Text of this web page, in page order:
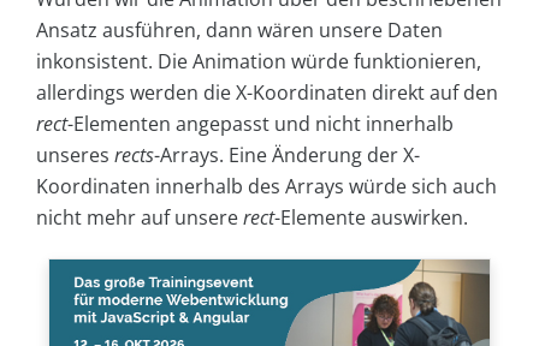
Ansatz ausführen, dann wären unsere Daten
inkonsistent. Die Animation würde funktionieren,
allerdings werden die X-Koordinaten direkt auf den
rect-Elementen angepasst und nicht innerhalb
unseres rects-Arrays. Eine Änderung der X-
Koordinaten innerhalb des Arrays würde sich auch
nicht mehr auf unsererect-Elemente auswirken.